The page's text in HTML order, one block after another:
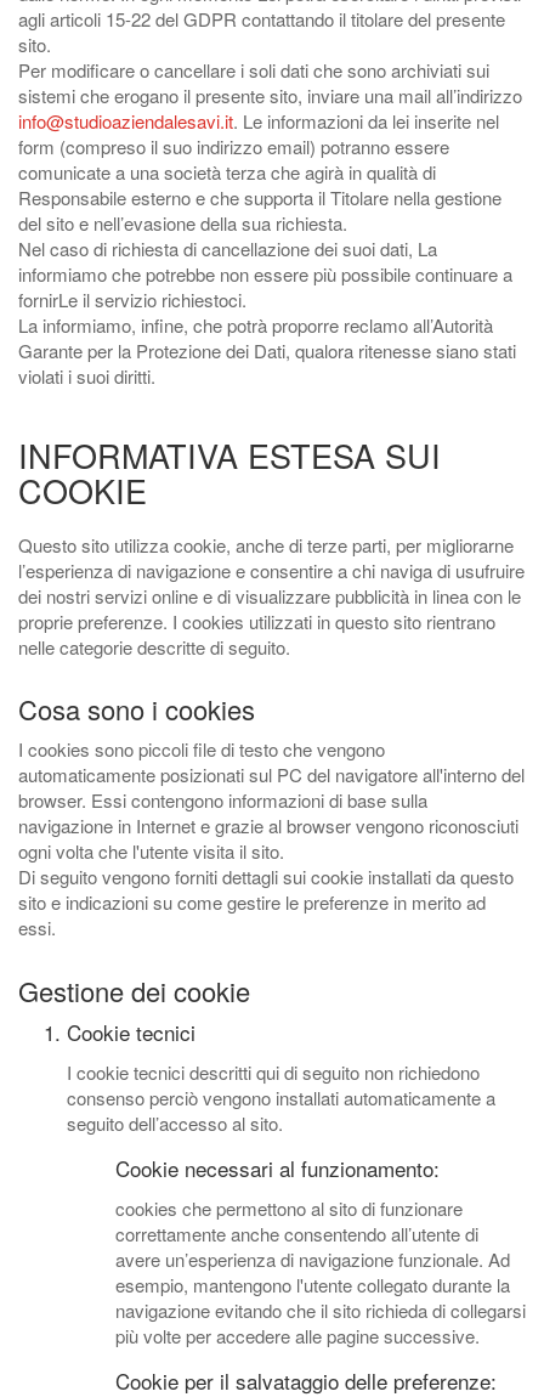
agli articoli 15-22 del GDPR contattando il titolare del presente
sito.
Per modificare o cancellare i soli dati che sono archiviati sui
sistemi che erogano il presente sito, inviare una mail all’indirizzo
info@studioaziendalesavi.it. Le informazioni da lei inserite nel
form (compreso il suo indirizzo email) potranno essere
comunicate a una società terza che agirà in qualità di
Responsabile esterno e che supporta il Titolare nella gestione
del sito e nell’evasione della sua richiesta.
Nel caso di richiesta di cancellazione dei suoi dati, La
informiamo che potrebbe non essere più possibile continuare a
fornirLe il servizio richiestoci.
La informiamo, infine, che potrà proporre reclamo all’Autorità
Garante per la Protezione dei Dati, qualora ritenesse siano stati
violati i suoi diritti.
INFORMATIVA ESTESA SUI
COOKIE
Questo sito utilizza cookie, anche di terze parti, per migliorarne
l’esperienza di navigazione e consentire a chi naviga di usufruire
dei nostri servizi online e di visualizzare pubblicità in linea con le
proprie preferenze. I cookies utilizzati in questo sito rientrano
nelle categorie descritte di seguito.
Cosa sono i cookies
I cookies sono piccoli file di testo che vengono
automaticamente posizionati sul PC del navigatore all'interno del
browser. Essi contengono informazioni di base sulla
navigazione in Internet e grazie al browser vengono riconosciuti
ogni volta che l'utente visita il sito.
Di seguito vengono forniti dettagli sui cookie installati da questo
sito e indicazioni su come gestire le preferenze in merito ad
essi.
Gestione dei cookie
Cookie tecnici
I cookie tecnici descritti qui di seguito non richiedono
consenso perciò vengono installati automaticamente a
seguito dell’accesso al sito.
Cookie necessari al funzionamento:
cookies che permettono al sito di funzionare
correttamente anche consentendo all’utente di
avere un’esperienza di navigazione funzionale. Ad
esempio, mantengono l'utente collegato durante la
navigazione evitando che il sito richieda di collegarsi
più volte per accedere alle pagine successive.
Cookie per il salvataggio delle preferenze: